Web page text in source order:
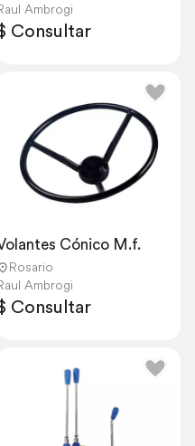
Ambrogi
Consultar
Cónico M.f.
Rosario
Ambrogi
Consultar